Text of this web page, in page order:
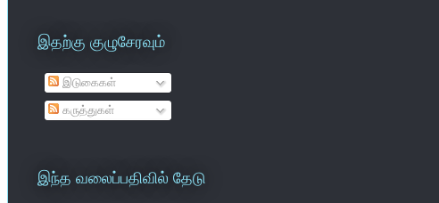
இதற்கு குழுசேரவும்
இடுகைகள்
கருத்துகள்
இந்த வலைப்பதிவில் தேடு